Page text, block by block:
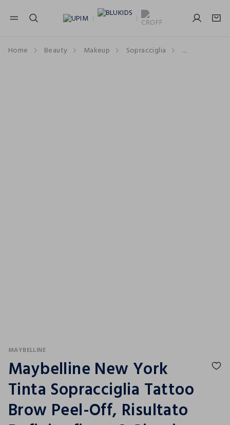
NAVIGATION.ARIA.GOTOMAINCONTENT
Home Beauty Makeup Sopracciglia Tinte e
MAYBELLINE
Maybelline New York
Tinta Sopracciglia Tattoo
Brow Peel-Off, Risultato